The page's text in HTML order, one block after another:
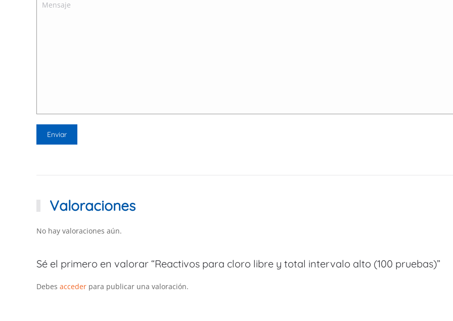
Valoraciones
No hay valoraciones aún.
Sé el primero en valorar “Reactivos para cloro libre y total intervalo alto (100 pruebas)”
Debes acceder para publicar una valoración.